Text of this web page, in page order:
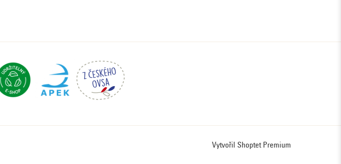
Vytvořil Shoptet Premium